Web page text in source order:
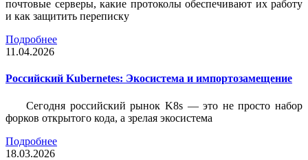
почтовые серверы, какие протоколы обеспечивают их работу
и как защитить переписку
Подробнее
11.04.2026
Российский Kubernetes: Экосистема и импортозамещение
Сегодня российский рынок K8s — это не просто набор
форков открытого кода, а зрелая экосистема
Подробнее
18.03.2026